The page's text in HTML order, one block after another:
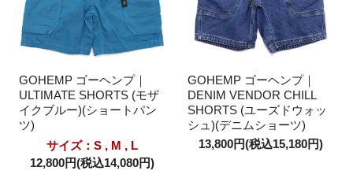
GOHEMP ゴーヘンプ｜
ULTIMATE SHORTS (モザ
イクブルー)(ショートパン
ツ)
サイズ：S , M , L
12,800円(税込14,080円)
GOHEMP ゴーヘンプ｜
DENIM VENDOR CHILL
SHORTS (ユーズドウォッ
シュ)(デニムショーツ)
13,800円(税込15,180円)